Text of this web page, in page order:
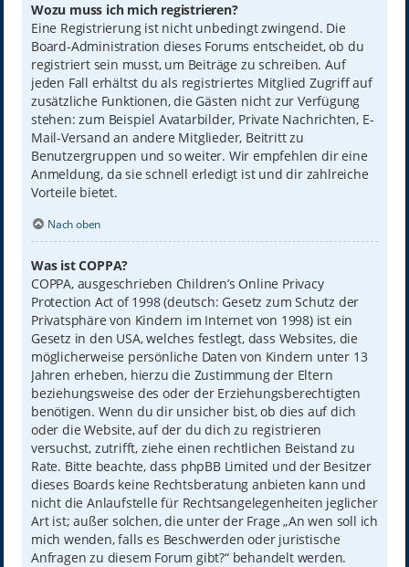
Wozu muss ich mich registrieren?
Eine Registrierung ist nicht unbedingt zwingend. Die
Board-Administration dieses Forums entscheidet, ob du
registriert sein musst, um Beiträge zu schreiben. Auf
jeden Fall erhältst du als registriertes Mitglied Zugriff auf
zusätzliche Funktionen, die Gästen nicht zur Verfügung
stehen: zum Beispiel Avatarbilder, Private Nachrichten, E-
Mail-Versand an andere Mitglieder, Beitritt zu
Benutzergruppen und so weiter. Wir empfehlen dir eine
Anmeldung, da sie schnell erledigt ist und dir zahlreiche
Vorteile bietet.
Nach oben
Was ist COPPA?
COPPA, ausgeschrieben Children’s Online Privacy
Protection Act of 1998 (deutsch: Gesetz zum Schutz der
Privatsphäre von Kindern im Internet von 1998) ist ein
Gesetz in den USA, welches festlegt, dass Websites, die
möglicherweise persönliche Daten von Kindern unter 13
Jahren erheben, hierzu die Zustimmung der Eltern
beziehungsweise des oder der Erziehungsberechtigten
benötigen. Wenn du dir unsicher bist, ob dies auf dich
oder die Website, auf der du dich zu registrieren
versuchst, zutrifft, ziehe einen rechtlichen Beistand zu
Rate. Bitte beachte, dass phpBB Limited und der Besitzer
dieses Boards keine Rechtsberatung anbieten kann und
nicht die Anlaufstelle für Rechtsangelegenheiten jeglicher
Art ist; außer solchen, die unter der Frage „An wen soll ich
mich wenden, falls es Beschwerden oder juristische
Anfragen zu diesem Forum gibt?“ behandelt werden.